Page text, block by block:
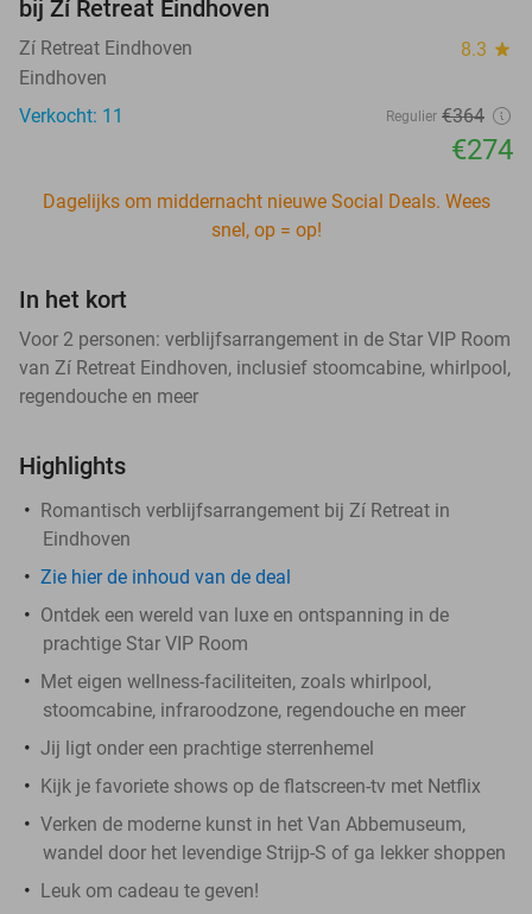
bij Zí Retreat Eindhoven
Zí Retreat Eindhoven 8.3 star
Eindhoven
Verkocht: 11
Regulier €364
€274
Dagelijks om middernacht nieuwe Social Deals. Wees
snel, op = op!
In het kort
Voor 2 personen: verblijfsarrangement in de Star VIP Room
van Zí Retreat Eindhoven, inclusief stoomcabine, whirlpool,
regendouche en meer
Highlights
Romantisch verblijfsarrangement bij Zí Retreat in
Eindhoven
Zie hier de inhoud van de deal
Ontdek een wereld van luxe en ontspanning in de
prachtige Star VIP Room
Met eigen wellness-faciliteiten, zoals whirlpool,
stoomcabine, infraroodzone, regendouche en meer
Jij ligt onder een prachtige sterrenhemel
Kijk je favoriete shows op de flatscreen-tv met Netflix
Verken de moderne kunst in het Van Abbemuseum,
wandel door het levendige Strijp-S of ga lekker shoppen
Leuk om cadeau te geven!